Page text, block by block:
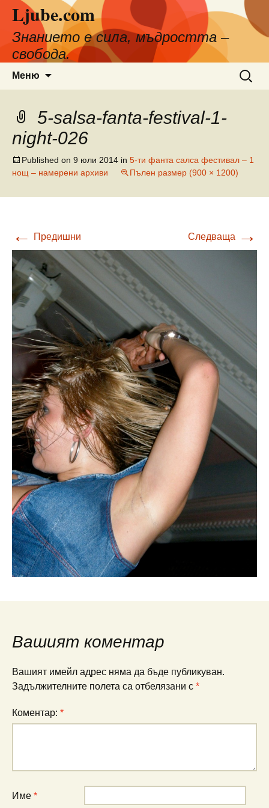
съдържанието
Ljube.com
Знанието е сила, мъдростта –
свобода.
Меню
за:
5-salsa-fanta-festival-1-
night-026
Published on 9 юли 2014 in 5-ти фанта салса фестивал – 1
нощ – намерени архиви
Пълен размер (900 × 1200)
← Предишни Следваща →
Вашият коментар
Вашият имейл адрес няма да бъде публикуван.
Задължителните полета са отбелязани с *
Коментар: *
Име *